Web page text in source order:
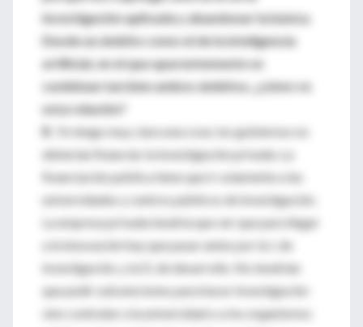
investigación aplicada y abandonar la básica.
Desde un ámbito como el de la inteligencia
artificial, en el que aparentemente se
combinan tan bien ambos ámbitos, ¿cómo ve
esta relación?
R.
Yo tengo muy clara una cosa: los gobiernos no
deberían financiar la investigación privada. La
financiación pública tiene que ir solamente a las
universidades y centros públicos de investigación.
La empresa privada tendría que ver que para llegar
a la innovación hay que pasar antes por la I, de
investigación, y la D, de desarrollo. No tendrían
que pedir subvenciones para hacer investigación
sino contratar a la universidad o a los organismos